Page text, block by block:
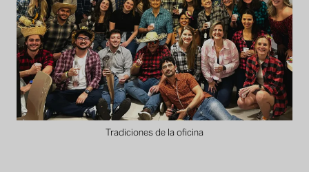
Tradiciones de la oficina